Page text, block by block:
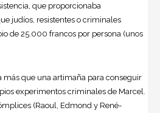
que proporcionaba
judíos, resistentes o criminales
de 25.000 francos por persona (unos
más que una artimaña para conseguir
experimentos criminales de Marcel.
(Raoul, Edmond y René-